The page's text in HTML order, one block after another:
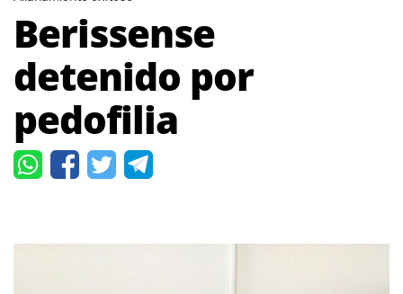
Berissense
detenido por
pedofilia